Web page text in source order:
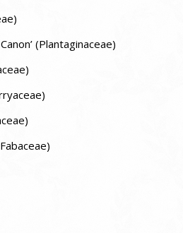
(Plantaginaceae)